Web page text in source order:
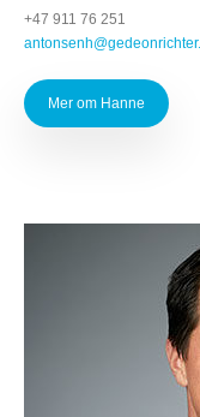
+47 911 76 251
Mer om Hanne